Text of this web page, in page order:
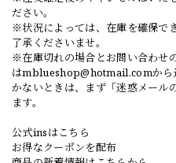
ださい。
※状況によっては、在庫を確保で
了承くださいませ。
※在庫切れの場合とお問い合わせ
はmblueshop@hotmail.comから
かないときは、まず「迷惑メール
ます。
公式insはこちら
お得なクーポンを配布